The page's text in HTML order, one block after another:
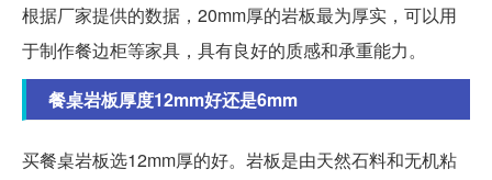
根据厂家提供的数据，20mm厚的岩板最为厚实，可以用
于制作餐边柜等家具，具有良好的质感和承重能力。
餐桌岩板厚度12mm好还是6mm
买餐桌岩板选12mm厚的好。岩板是由天然石料和无机粘